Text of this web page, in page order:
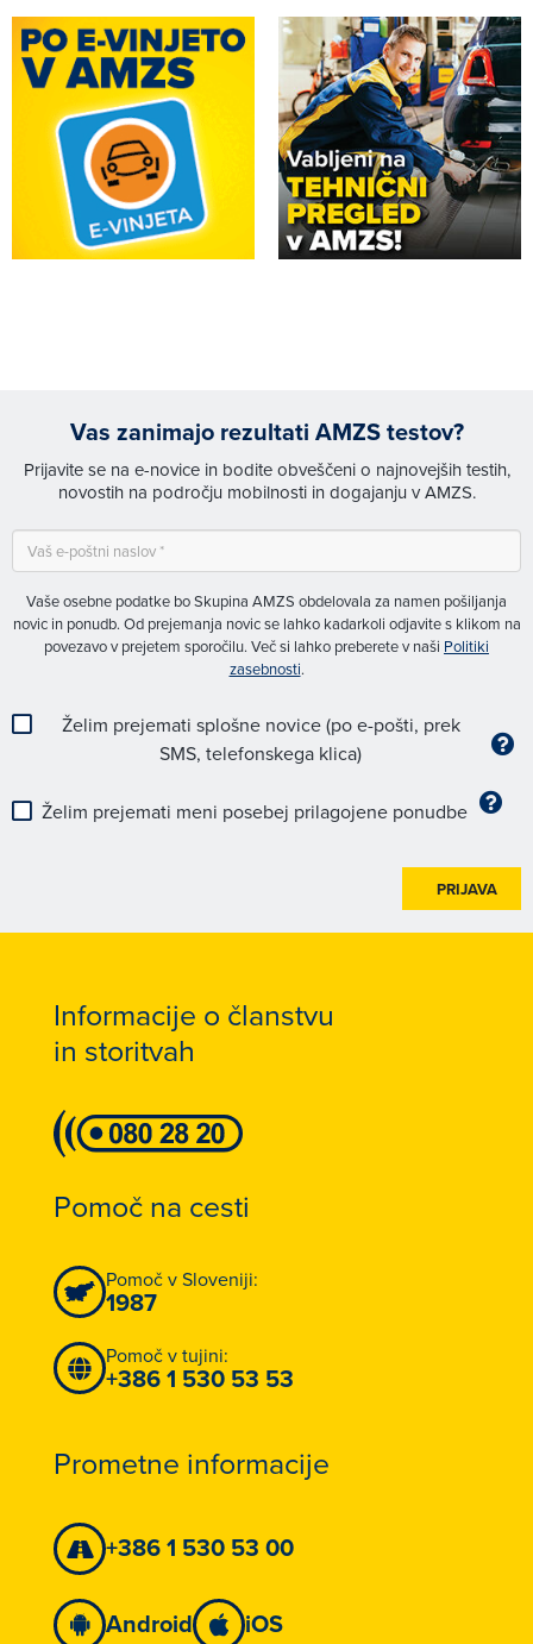
Vas zanimajo rezultati AMZS testov?
Prijavite se na e-novice in bodite obveščeni o najnovejših testih,
novostih na področju mobilnosti in dogajanju v AMZS.
Vaše osebne podatke bo Skupina AMZS obdelovala za namen pošiljanja
novic in ponudb. Od prejemanja novic se lahko kadarkoli odjavite s klikom na
povezavo v prejetem sporočilu. Več si lahko preberete v naši Politiki
zasebnosti.
Želim prejemati splošne novice (po e-pošti, prek
SMS, telefonskega klica)
Želim prejemati meni posebej prilagojene ponudbe
PRIJAVA
Informacije o članstvu
in storitvah
Pomoč na cesti
Pomoč v Sloveniji:
1987
Pomoč v tujini:
+386 1 530 53 53
Prometne informacije
+386 1 530 53 00
Android iOS